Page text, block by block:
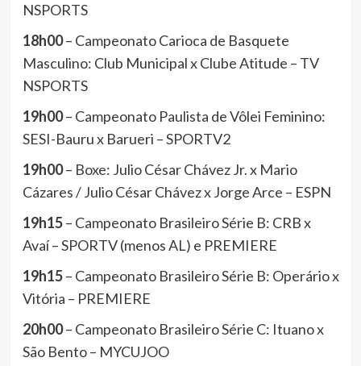
NSPORTS
18h00– Campeonato Carioca de Basquete
Masculino: Club Municipal x Clube Atitude – TV
NSPORTS
19h00– Campeonato Paulista de Vôlei Feminino:
SESI-Bauru x Barueri – SPORTV2
19h00– Boxe: Julio César Chávez Jr. x Mario
Cázares / Julio César Chávez x Jorge Arce – ESPN
19h15– Campeonato Brasileiro Série B: CRB x
Avaí – SPORTV (menos AL) e PREMIERE
19h15– Campeonato Brasileiro Série B: Operário x
Vitória – PREMIERE
20h00– Campeonato Brasileiro Série C: Ituano x
São Bento – MYCUJOO